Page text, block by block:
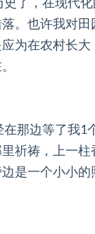
。也许我对
为在农村长
那边等了我1
祈祷，上一
是一个小小